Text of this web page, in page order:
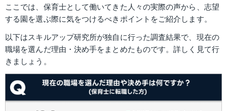
ここでは、保育士として働いてきた人々の実際の声から、志望
する園を選ぶ際に気をつけるべきポイントをご紹介します。
以下はスキルアップ研究所が独自に行った調査結果で、現在の
職場を選んだ理由・決め手をまとめたものです。詳しく見て行
きましょう。